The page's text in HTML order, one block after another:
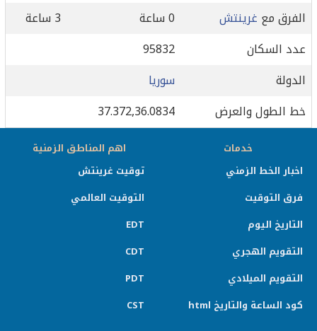
الفرق مع غرينتش 0 ساعة
3 ساعة
عدد السكان
95832
الدولة
سوريا
خط الطول والعرض
37.372,36.0834
خدمات
اخبار الخط الزمني
فرق التوقيت
التاريخ اليوم
التقويم الهجري
التقويم الميلادي
كود الساعة والتاريخ html
اهم المناطق الزمنية
توقيت غرينتش
التوقيت العالمي
EDT
CDT
PDT
CST